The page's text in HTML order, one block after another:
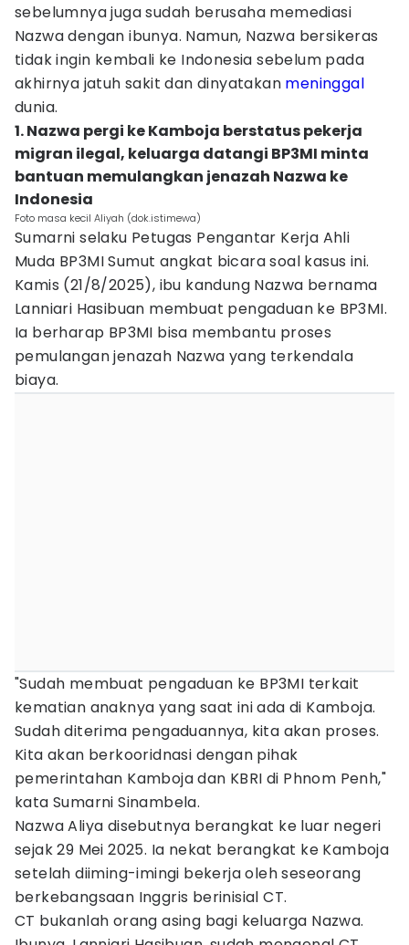
sebelumnya juga sudah berusaha memediasi
Nazwa dengan ibunya. Namun, Nazwa bersikeras
tidak ingin kembali ke Indonesia sebelum pada
akhirnya jatuh sakit dan dinyatakan meninggal
dunia.
1. Nazwa pergi ke Kamboja berstatus pekerja
migran ilegal, keluarga datangi BP3MI minta
bantuan memulangkan jenazah Nazwa ke
Indonesia
Foto masa kecil Aliyah (dok.istimewa)
Sumarni selaku Petugas Pengantar Kerja Ahli
Muda BP3MI Sumut angkat bicara soal kasus ini.
Kamis (21/8/2025), ibu kandung Nazwa bernama
Lanniari Hasibuan membuat pengaduan ke BP3MI.
Ia berharap BP3MI bisa membantu proses
pemulangan jenazah Nazwa yang terkendala
biaya.
"Sudah membuat pengaduan ke BP3MI terkait
kematian anaknya yang saat ini ada di Kamboja.
Sudah diterima pengaduannya, kita akan proses.
Kita akan berkooridnasi dengan pihak
pemerintahan Kamboja dan KBRI di Phnom Penh,"
kata Sumarni Sinambela.
Nazwa Aliya disebutnya berangkat ke luar negeri
sejak 29 Mei 2025. Ia nekat berangkat ke Kamboja
setelah diiming-imingi bekerja oleh seseorang
berkebangsaan Inggris berinisial CT.
CT bukanlah orang asing bagi keluarga Nazwa.